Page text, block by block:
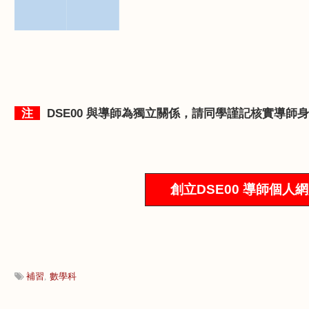
▀▀
注 DSE00 與導師為獨立關係，請同學謹記核實導師
創立DSE00導師個 人
補習 數學科